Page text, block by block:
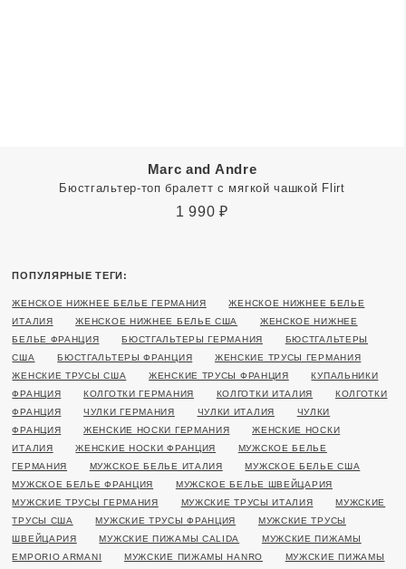
Marc and Andre
Бюстгальтер-топ бралетт с мягкой чашкой Flirt
1 990 ₽
ПОПУЛЯРНЫЕ ТЕГИ:
ЖЕНСКОЕ НИЖНЕЕ БЕЛЬЕ ГЕРМАНИЯ
ЖЕНСКОЕ НИЖНЕЕ БЕЛЬЕ
ИТАЛИЯ
ЖЕНСКОЕ НИЖНЕЕ БЕЛЬЕ США
ЖЕНСКОЕ НИЖНЕЕ
БЕЛЬЕ ФРАНЦИЯ
БЮСТГАЛЬТЕРЫ ГЕРМАНИЯ
БЮСТГАЛЬТЕРЫ
США
БЮСТГАЛЬТЕРЫ ФРАНЦИЯ
ЖЕНСКИЕ ТРУСЫ ГЕРМАНИЯ
ЖЕНСКИЕ ТРУСЫ США
ЖЕНСКИЕ ТРУСЫ ФРАНЦИЯ
КУПАЛЬНИКИ
ФРАНЦИЯ
КОЛГОТКИ ГЕРМАНИЯ КОЛГОТКИ ИТАЛИЯ
КОЛГОТКИ
ФРАНЦИЯ
ЧУЛКИ ГЕРМАНИЯ ЧУЛКИ ИТАЛИЯ
ЧУЛКИ
ФРАНЦИЯ
ЖЕНСКИЕ НОСКИ ГЕРМАНИЯ
ЖЕНСКИЕ НОСКИ
ИТАЛИЯ
ЖЕНСКИЕ НОСКИ ФРАНЦИЯ
МУЖСКОЕ БЕЛЬЕ
ГЕРМАНИЯ
МУЖСКОЕ БЕЛЬЕ ИТАЛИЯ
МУЖСКОЕ БЕЛЬЕ США
МУЖСКОЕ БЕЛЬЕ ФРАНЦИЯ
МУЖСКОЕ БЕЛЬЕ ШВЕЙЦАРИЯ
МУЖСКИЕ ТРУСЫ ГЕРМАНИЯ
МУЖСКИЕ ТРУСЫ ИТАЛИЯ
МУЖСКИЕ
ТРУСЫ США
МУЖСКИЕ ТРУСЫ ФРАНЦИЯ
МУЖСКИЕ ТРУСЫ
ШВЕЙЦАРИЯ
МУЖСКИЕ ПИЖАМЫ CALIDA
МУЖСКИЕ ПИЖАМЫ
EMPORIO ARMANI
МУЖСКИЕ ПИЖАМЫ HANRO
МУЖСКИЕ ПИЖАМЫ